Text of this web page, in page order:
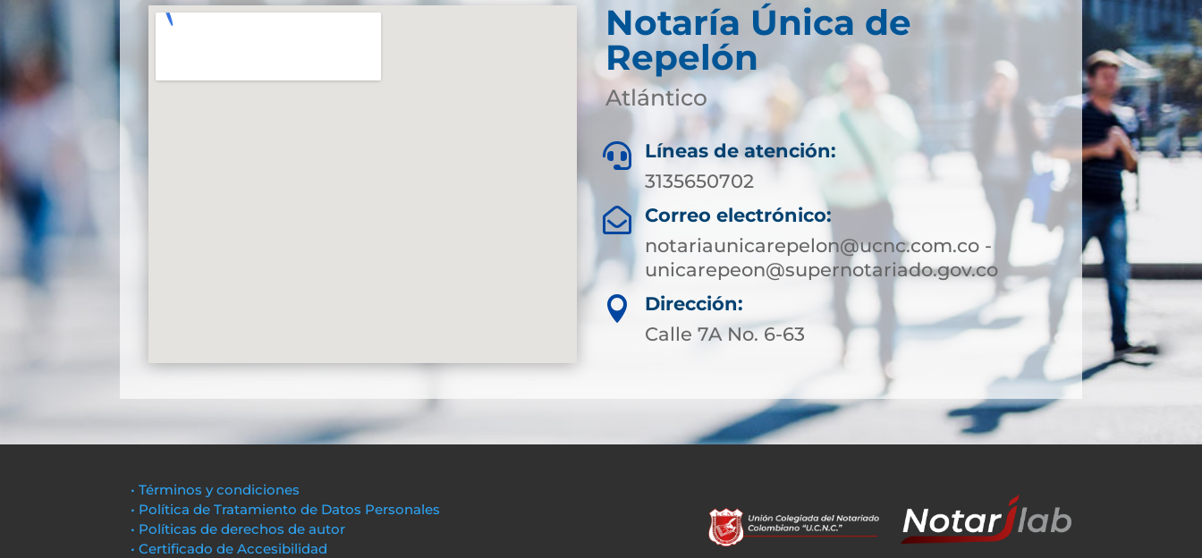
Notaría Única de
Repelón
Atlántico

Líneas de atención:
3135650702

Correo electrónico:
notariaunicarepelon@ucnc.com.co -
unicarepeon@supernotariado.gov.co

Dirección:
Calle 7A No. 6-63
• Términos y condiciones
• Política de Tratamiento de Datos Personales
• Políticas de derechos de autor
• Certificado de Accesibilidad